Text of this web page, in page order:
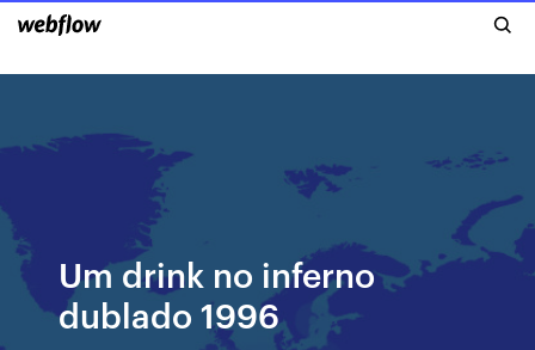
Um drink no inferno
dublado 1996